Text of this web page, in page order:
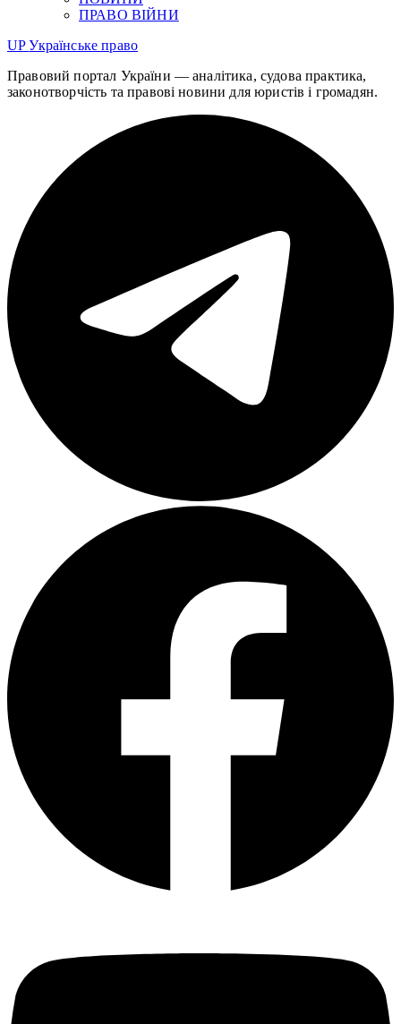
ПРАВО ВІЙНИ
UPУкраїнське право
Правовий портал України — аналітика, судова практика,
законотворчість та правові новини для юристів і громадян.